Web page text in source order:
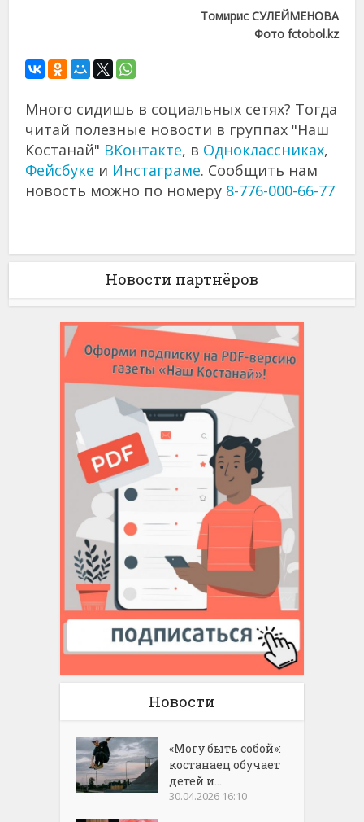
Томирис СУЛЕЙМЕНОВА
Фото fctobol.kz
Много сидишь в социальных сетях? Тогда
читай полезные новости в группах "Наш
Костанай" ВКонтакте, в Одноклассниках,
Фейсбуке и Инстаграме. Сообщить нам
новость можно по номеру 8-776-000-66-77
Новости партнёров
Новости
«Могу быть собой»:
костанаец обучает
детей и...
30.04.2026 16:10